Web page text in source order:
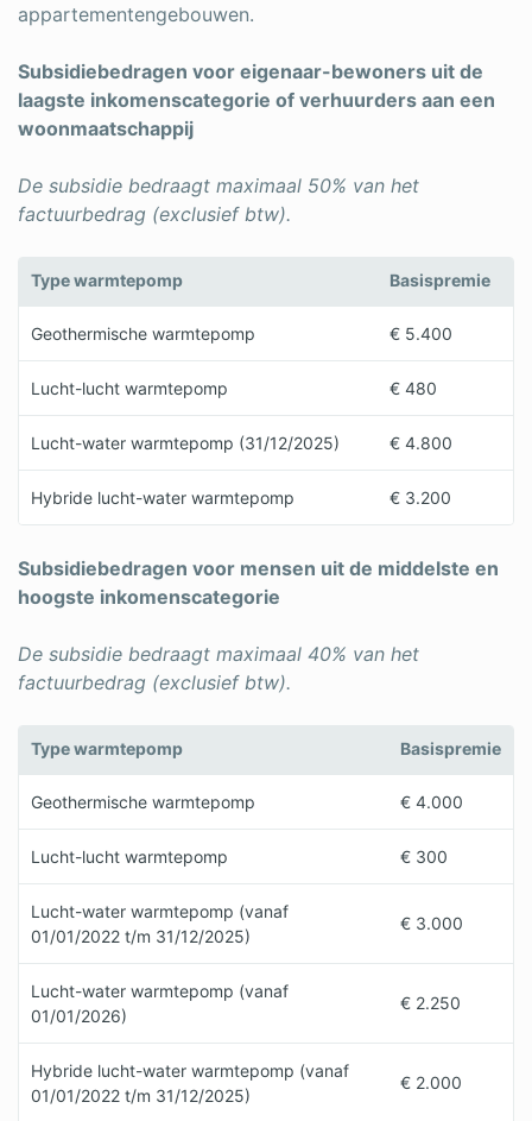
appartementengebouwen.
Subsidiebedragen voor eigenaar-bewoners uit de
laagste inkomenscategorie of verhuurders aan een
woonmaatschappij
De subsidie bedraagt maximaal 50% van het
factuurbedrag (exclusief btw).
Type warmtepomp Basispremie
Geothermische warmtepomp € 5.400
Lucht-lucht warmtepomp € 480
Lucht-water warmtepomp (31/12/2025) € 4.800
Hybride lucht-water warmtepomp € 3.200
Subsidiebedragen voor mensen uit de middelste en
hoogste inkomenscategorie
De subsidie bedraagt maximaal 40% van het
factuurbedrag (exclusief btw).
Type warmtepomp Basispremie
Geothermische warmtepomp € 4.000
Lucht-lucht warmtepomp € 300
Lucht-water warmtepomp (vanaf
01/01/2022 t/m 31/12/2025)
€ 3.000
Lucht-water warmtepomp (vanaf
01/01/2026)
€ 2.250
Hybride lucht-water warmtepomp (vanaf
01/01/2022 t/m 31/12/2025)
€ 2.000